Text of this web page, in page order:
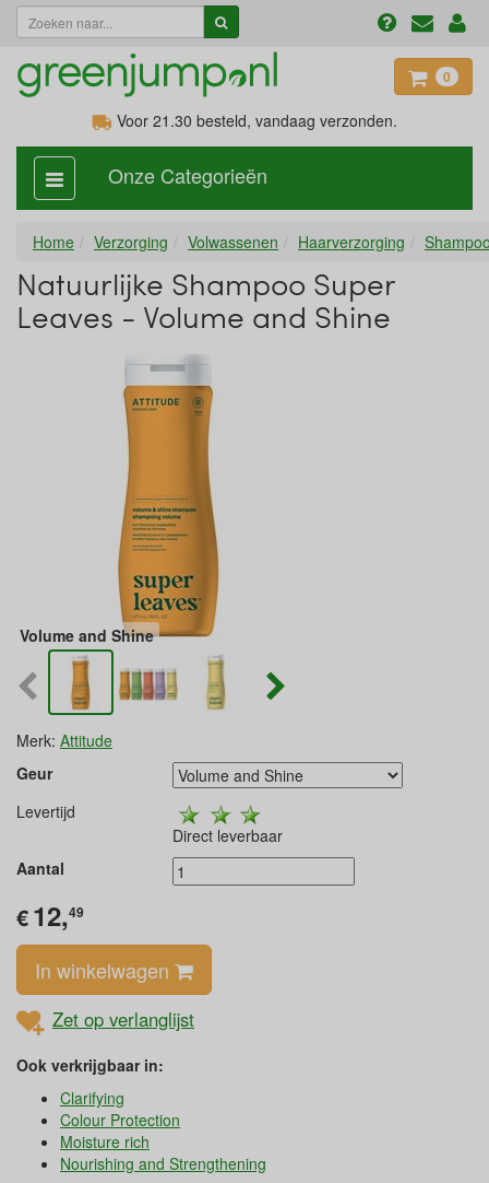
0
Voor 21.30 besteld, vandaag verzonden.
categorie
aan,
Onze Categorieën
Home Verzorging Volwassenen Haarverzorging
Natuurlijke Shampoo Super
Leaves - Volume and Shine
Volume and Shine
Merk: Attitude
Geur
Levertijd
Direct leverbaar
Aantal
€12,49
In winkelwagen
Zet op verlanglijst
Ook verkrijgbaar in:
Clarifying
Colour Protection
Moisture rich
Nourishing and Strengthening